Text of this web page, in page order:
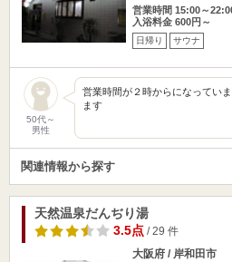
営業時間 15:00～
入浴料金 600円～
日帰り サウナ
50代～
男性
営業時間が２時からになってい
ます
関連情報から探す
天然温泉だんぢり湯
3.5点 / 29 件
大阪府 / 岸和田市